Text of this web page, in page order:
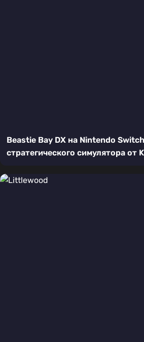
Beastie Bay DX на Nintendo
стратегического симулятора от